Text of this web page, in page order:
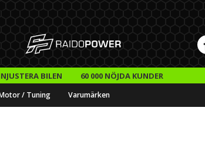
BILEN 60 000 NÖJDA KUNDER
/ Tuning Varumärken